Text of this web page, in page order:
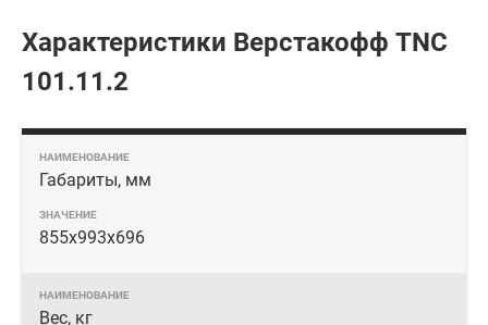
Характеристики Верстакофф TNC
101.11.2
Габариты, мм
855x993x696
Вес, кг